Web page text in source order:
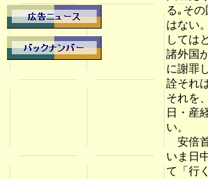
る｡そ
はない
しては
諸外国
に謝罪
詮それ
それを
日・産
い。
安倍
いま日
て「行